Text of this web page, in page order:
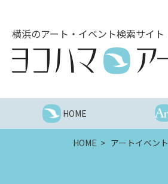
横浜のアート・イベント検索サイト
HOME
HOME アートイベント